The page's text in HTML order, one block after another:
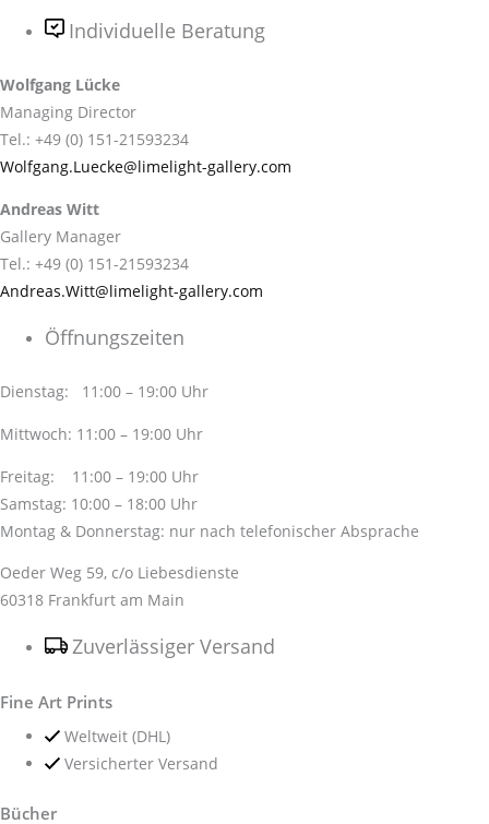
Individuelle Beratung
Wolfgang Lücke
Managing Director
Tel.: +49 (0) 151-21593234
Wolfgang.Luecke@limelight-gallery.com
Andreas Witt
Gallery Manager
Tel.: +49 (0) 151-21593234
Andreas.Witt@limelight-gallery.com
Öffnungszeiten
Dienstag: 11:00 – 19:00 Uhr
Mittwoch: 11:00 – 19:00 Uhr
Freitag: 11:00 – 19:00 Uhr
Samstag: 10:00 – 18:00 Uhr
Montag & Donnerstag: nur nach telefonischer Absprache
Oeder Weg 59, c/o Liebesdienste
60318 Frankfurt am Main
Zuverlässiger Versand
Fine Art Prints
Weltweit (DHL)
Versicherter Versand
Bücher